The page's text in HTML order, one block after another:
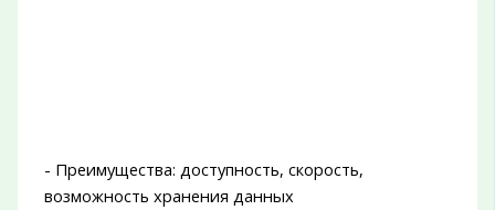
- Преимущества: доступность, скорость,
возможность хранения данных